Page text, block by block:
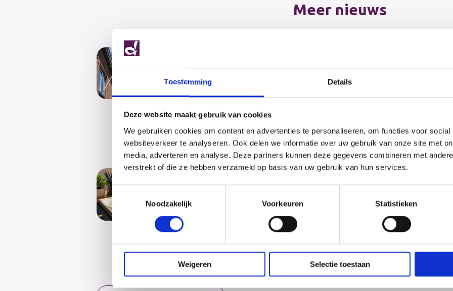
Toestemming Details
Deze website maakt gebruik van cookies
We gebruiken cookies om content en advertenties te personaliseren, om functies voor social
websiteverkeer te analyseren. Ook delen we informatie over uw gebruik van onze site met
media, adverteren en analyse. Deze partners kunnen deze gegevens combineren met
verstrekt of die ze hebben verzameld op basis van uw gebruik van hun services.
Noodzakelijk
Voorkeuren Statistieken
Weigeren Selectie toestaan
Meer nieuws
examenleerlingen Met trots
feliciteren wij al onze leerlingen die
zijn geslaagd voor hun eindexamen.
Na jaren...
1e
af
zijn inmiddels voorbij. Het Dalton
College wenst al haar
examenleerlingen voor alle komende
examens succes!